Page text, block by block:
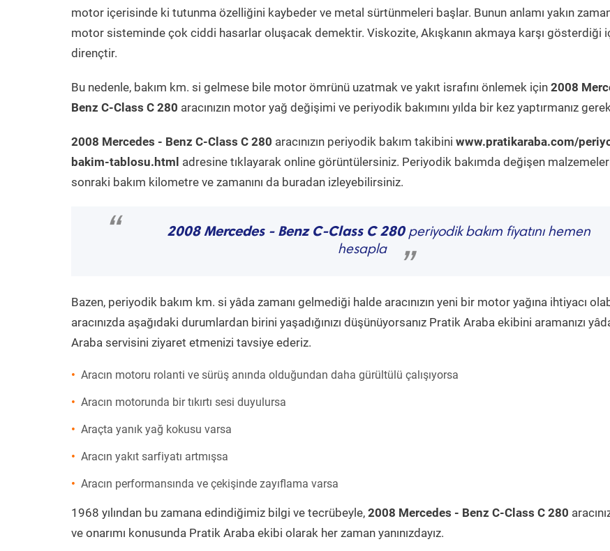
motor içerisinde ki tutunma özelliğini kaybeder ve metal sürtünmeleri başlar. Bunun anlamı yakın
motor sisteminde çok ciddi hasarlar oluşacak demektir. Viskozite, Akışkanın akmaya karşı gösterdiği
dirençtir.
Bu nedenle, bakım km. si gelmese bile motor ömrünü uzatmak ve yakıt israfını önlemek için 2008
Benz C-Class C 280 aracınızın motor yağ değişimi ve periyodik bakımını yılda bir kez yaptırmanız
2008 Mercedes - Benz C-Class C 280 aracınızın periyodik bakım takibini www.pratikaraba.com/
bakim-tablosu.html adresine tıklayarak online görüntülersiniz. Periyodik bakımda değişen
sonraki bakım kilometre ve zamanını da buradan izleyebilirsiniz.
“ 2008 Mercedes - Benz C-Class C 280periyodik bakım fiyatını hemen
hesapla
”
Bazen, periyodik bakım km. si yâda zamanı gelmediği halde aracınızın yeni bir motor yağına ihtiyacı
aracınızda aşağıdaki durumlardan birini yaşadığınızı düşünüyorsanız Pratik Araba ekibini aramanızı
Araba servisini ziyaret etmenizi tavsiye ederiz.
Aracın motoru rolanti ve sürüş anında olduğundan daha gürültülü çalışıyorsa
Aracın motorunda bir tıkırtı sesi duyulursa
Araçta yanık yağ kokusu varsa
Aracın yakıt sarfiyatı artmışsa
Aracın performansında ve çekişinde zayıflama varsa
1968 yılından bu zamana edindiğimiz bilgi ve tecrübeyle, 2008 Mercedes - Benz C-Class C 280
ve onarımı konusunda Pratik Araba ekibi olarak her zaman yanınızdayız.